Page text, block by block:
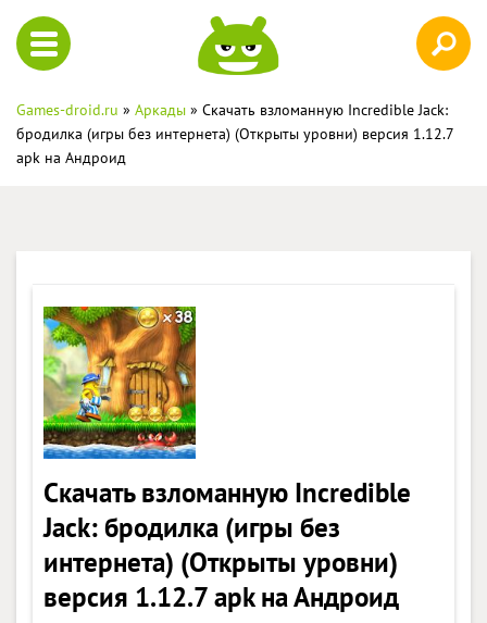
Games-droid.ru » Аркады » Скачать взломанную Incredible Jack:
бродилка (игры без интернета) (Открыты уровни) версия 1.12.7
apk на Андроид
Скачать взломанную Incredible
Jack: бродилка (игры без
интернета) (Открыты уровни)
версия 1.12.7 apk на Андроид